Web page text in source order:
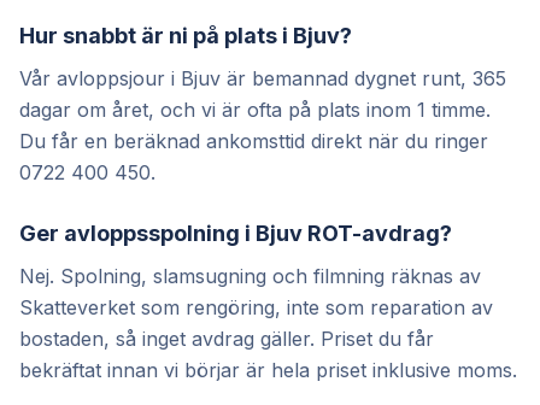
Hur snabbt är ni på plats i Bjuv?
Vår avloppsjour i Bjuv är bemannad dygnet runt, 365
dagar om året, och vi är ofta på plats inom 1 timme.
Du får en beräknad ankomsttid direkt när du ringer
0722 400 450.
Ger avloppsspolning i Bjuv ROT-avdrag?
Nej. Spolning, slamsugning och filmning räknas av
Skatteverket som rengöring, inte som reparation av
bostaden, så inget avdrag gäller. Priset du får
bekräftat innan vi börjar är hela priset inklusive moms.